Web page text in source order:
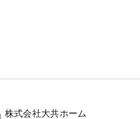
株式会社大共ホーム